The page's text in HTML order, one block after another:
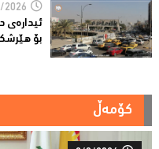
ئیدارەى
بۆ
کۆمەڵ